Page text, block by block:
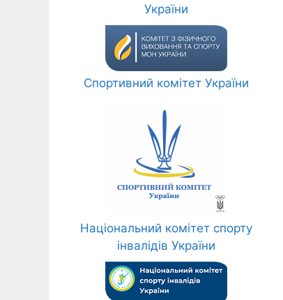
України
Спортивний комітет України
Національний комітет спорту
інвалідів України